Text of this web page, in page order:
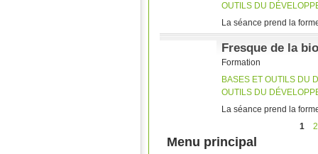
OUTILS DU
La séance prend la
Fresque de la
Formation
BASES ET OUTILS DU
OUTILS DU
La séance prend la
1 2
Menu principal